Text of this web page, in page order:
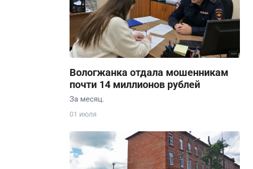
Вологжанка отдала мошенникам
почти 14 миллионов рублей
За месяц.
01 июля